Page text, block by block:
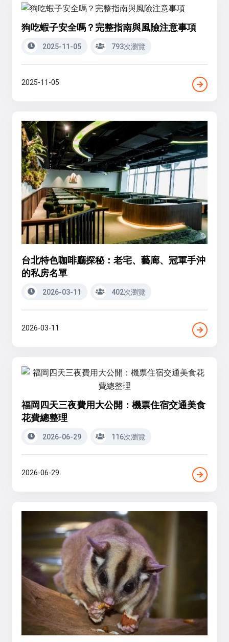
狗吃蝦子安全嗎？完整指南與風險注意事項
2025-11-05 793次瀏覽
2025-11-05
台北特色咖啡廳探秘：老宅、藝廊、冠軍手沖
的私房名單
2026-03-11 402次瀏覽
2026-03-11
福岡四天三夜費用大公開：機票住宿交通美食
花費總整理
2026-06-29 116次瀏覽
2026-06-29